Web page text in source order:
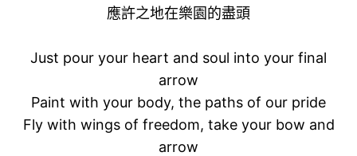
應許之地在樂園的盡頭
Just pour your heart and soul into your final
arrow
Paint with your body, the paths of our pride
Fly with wings of freedom, take your bow and
arrow